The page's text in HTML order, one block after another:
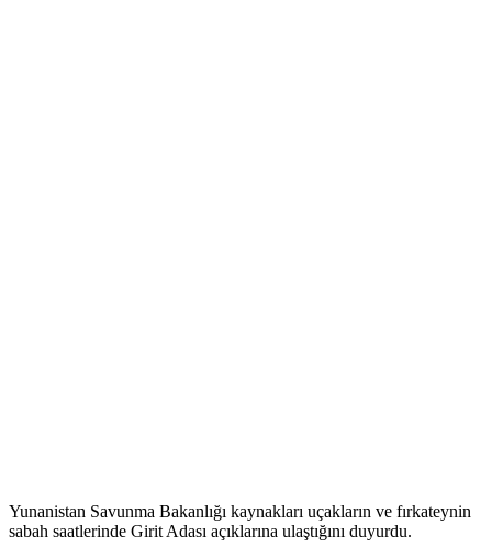
Yunanistan Savunma Bakanlığı kaynakları uçakların ve fırkateynin
sabah saatlerinde Girit Adası açıklarına ulaştığını duyurdu.